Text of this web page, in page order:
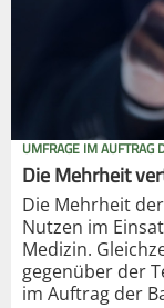
UMFRAGE IM AUFTRAG
Die Mehrheit
Die Mehrheit
Nutzen im
Medizin.
gegenüber der
im Auftrag der